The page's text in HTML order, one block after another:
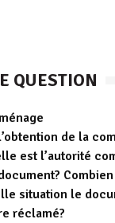
QUESTION
de la
est l’autorité
situation le
réclamé?